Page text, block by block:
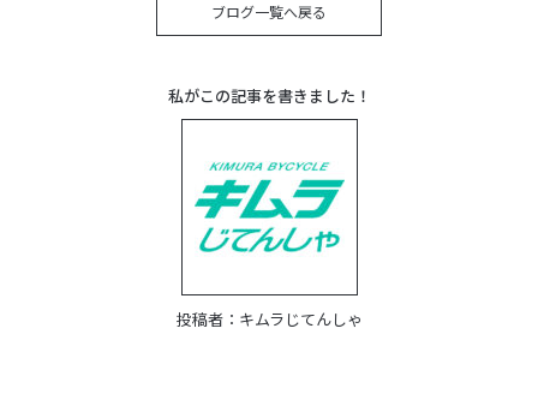
ブログ一覧へ戻る
私がこの記事を書きました！
投稿者： キムラじてんしゃ